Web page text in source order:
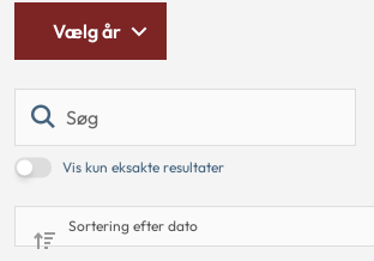
Vis kun eksakte resultater
Vælg år